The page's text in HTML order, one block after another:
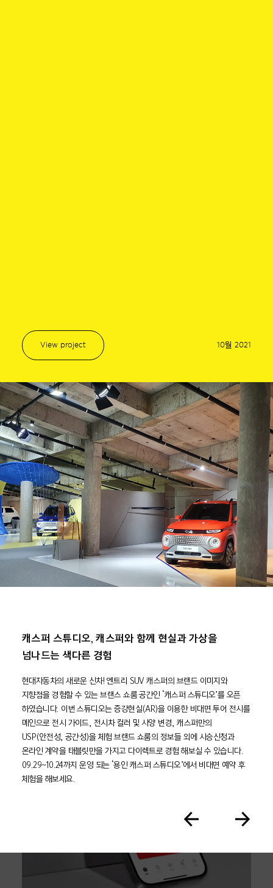
Awards
‘타임빌라스’ 웹사이트, iF DESIGN AWARD
2026 수상
View project 10월 2021
캐스퍼 스튜디오, 캐스퍼와 함께 현실과 가상을
넘나드는 색다른 경험
현대자동차의 새로운 신차! 엔트리 SUV 캐스퍼의 브랜드 이미지와
지향점을 경험할 수 있는 브랜스 쇼룸 공간인 ‘캐스퍼 스튜디오’를 오픈
하였습니다. 이번 스튜디오는 증강현실(AR)을 이용한 비대면 투어 전시를
메인으로 전시 가이드, 전시차 컬러 및 사양 변경, 캐스퍼만의
USP(안전성, 공간성)을 체험 브랜드 쇼룸의 정보들 외에 시승신청과
온라인 계약을 태블릿만을 가지고 다이렉트로 경험 해보실 수 있습니다.
09.29~10.24까지 운영 되는 ‘용인 캐스퍼 스튜디오’에서 비대면 예약 후
체험을 해보세요.